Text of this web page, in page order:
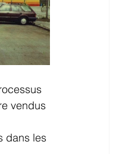
vendus
dans les